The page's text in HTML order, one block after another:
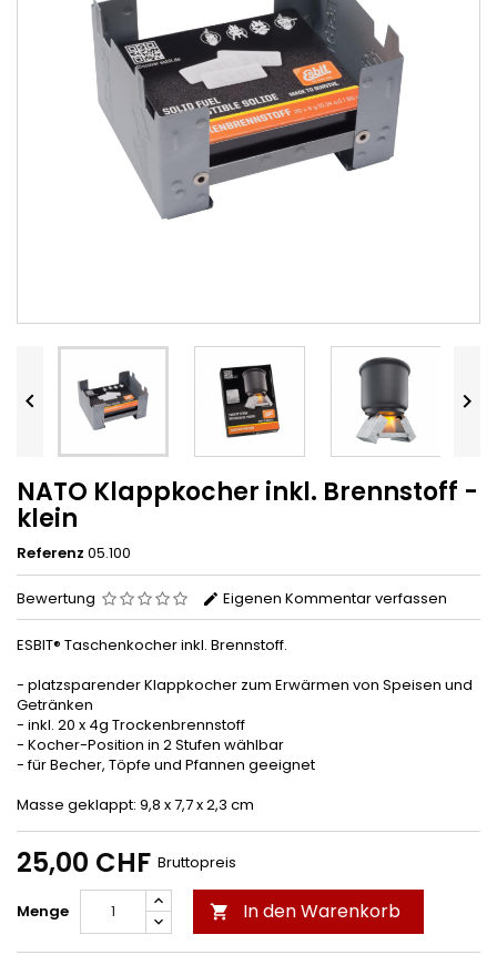
 
NATO Klappkocher inkl. Brennstoff -
klein
Referenz 05.100
Bewertung Eigenen Kommentar verfassen
ESBIT® Taschenkocher inkl. Brennstoff.
- platzsparender Klappkocher zum Erwärmen von Speisen und
Getränken
- inkl. 20 x 4g Trockenbrennstoff
- Kocher-Position in 2 Stufen wählbar
- für Becher, Töpfe und Pfannen geeignet
Masse geklappt: 9,8 x 7,7 x 2,3 cm
25,00 CHF Bruttopreis
Menge  In den Warenkorb